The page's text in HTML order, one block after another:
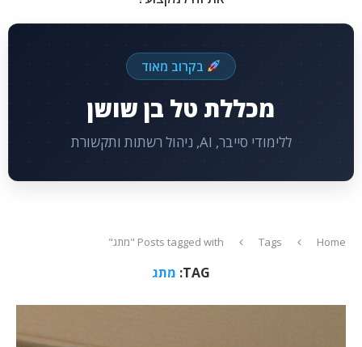
בקרוב מאוד
מכללת טל בן שושן
ללימודי סייבר, AI, ניהול רשתות ותקשורת
Home
Tags Posts tagged with "מתג"
TAG: מתג